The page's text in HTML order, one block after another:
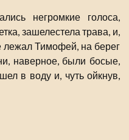
негромкие голоса,
зашелестела трава, и,
лежал Тимофей, на берег
наверное, были босые,
в воду и, чуть ойкнув,